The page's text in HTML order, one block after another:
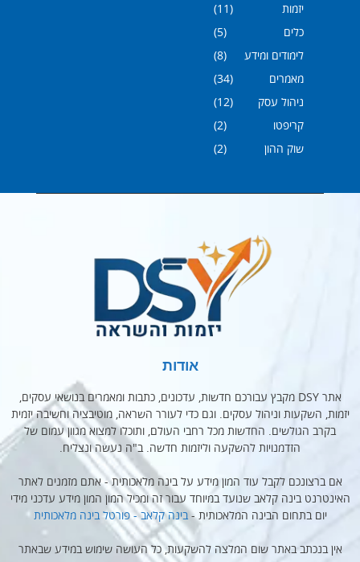
יזמות
(11)
כלים
(5)
לימודים ומידע
(8)
מאמרים
(34)
ניהול עסק
(12)
קריפטו
(2)
שוק ההון
(2)
אודות
אתר DSY מקבץ עבורכם חדשות, עדכונים, כתבות ומאמרים בנושאי עסקים,
יזמות, השקעות וניהול עסקים. וגם כדי לעורר השראה, מוטיבציה וחשיבה יזמית
בקרב הגולשים. החדשות מכל רחבי העולם, ותוכלו למצוא מגוון עמום של
הזדמנויות להשקעה וליזמות חדשה. ב"ה נעשה ונצליח.
אם ברצונכם לקבל עוד המון מידע על בינה מלאכותית - אתם מזמנים לאתר
האינטרנט בינה קלאב שנועד במיוחד עבור זה ומכיל המון המון מידע עדכני מידי
יום בתחום הבינה המלאכותית -בינה קלאב - פורטל בינה מלאכותית
אין בנכתב באתר שום המלצה להשקעות, כל העושה שימוש במידע שבאתר